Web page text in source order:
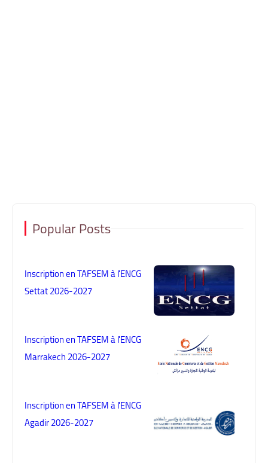
Popular Posts
Inscription en TAFSEM à l'ENCG
Settat 2026-2027
Inscription en TAFSEM à l'ENCG
Marrakech 2026-2027
Inscription en TAFSEM à l'ENCG
Agadir 2026-2027